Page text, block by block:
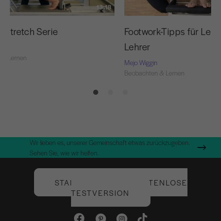
13:18
Stretch Serie
Lernen
Footwork-Tipps für
Lehrer
Mejo Wiggin
Beobachten & Lernen
Wir lieben es, unserer Gemeinschaft etwas zurückzugeben.
Sehen Sie, wie wir helfen.
STARTEN SIE IHRE KOSTENLOSE
TESTVERSION